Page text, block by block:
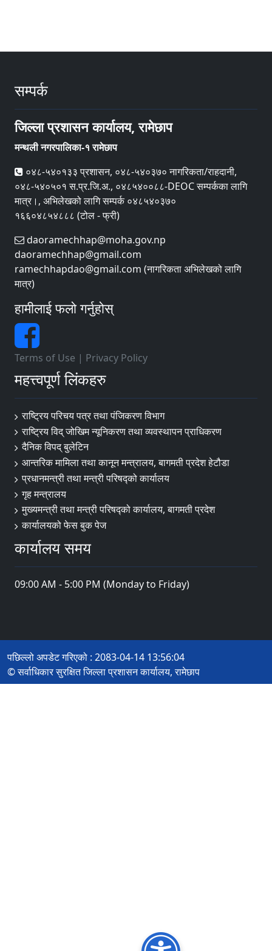
सम्पर्क
जिल्ला प्रशासन कार्यालय, रामेछाप
मन्थली नगरपालिका-१ रामेछाप
०४८-५४०१३३ प्रशासन, ०४८-५४०३७० नागरिकता/राहदानी,
०४८-५४०५०१ स.प्र.जि.अ., ०४८५४००८८-DEOC सम्पर्कका लागि
मात्र।, अभिलेखको लागि सम्पर्क ०४८५४०३७०
१६६०४८५४८८८ (टोल - फ्री)
daoramechhap@moha.gov.np
daoramechhap@gmail.com
ramechhapdao@gmail.com (नागरिकता अभिलेखको लागि
मात्र)
हामीलाई फलो गर्नुहोस्
Terms of Use | Privacy Policy
महत्त्वपूर्ण लिंकहरु
राष्ट्रिय परिचय पत्र तथा पंजिकरण विभाग
राष्ट्रिय विद् जोखिम न्यूनिकरण तथा व्यवस्थापन प्राधिकरण
दैनिक विपद् बुलेटिन
आन्तरिक मामिला तथा कानून मन्त्रालय, बागमती प्रदेश हेटौडा
प्रधानमन्त्री तथा मन्त्री परिषद्को कार्यालय
गृह मन्त्रालय
मुख्यमन्त्री तथा मन्त्री परिषद्को कार्यालय, बागमती प्रदेश
कार्यालयको फेस बुक पेज
कार्यालय समय
09:00 AM - 5:00 PM (Monday to Friday)
पछिल्लो अपडेट गरिएको : 2083-04-14 13:56:04
© सर्वाधिकार सुरक्षित जिल्ला प्रशासन कार्यालय, रामेछाप